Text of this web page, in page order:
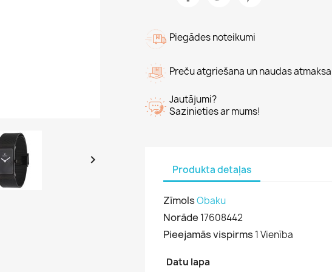

Piegādes noteikumi
Preču atgriešana un naudas atmaksa
Jautājumi?
Sazinieties ar mums!
Produkta detaļas
ZīmolsObaku
Norāde 17608442
Pieejamās vispirms 1 Vienība
Datu lapa